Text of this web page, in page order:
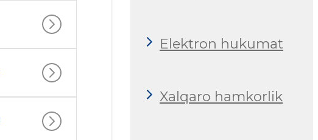
Elektron hukumat
Xalqaro hamkorlik